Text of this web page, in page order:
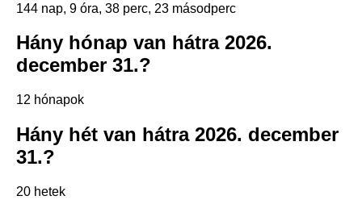
144 nap, 9 óra, 38 perc, 22 másodperc
Hány hónap van hátra 2026.
december 31.?
12 hónapok
Hány hét van hátra 2026. december
31.?
20 hetek